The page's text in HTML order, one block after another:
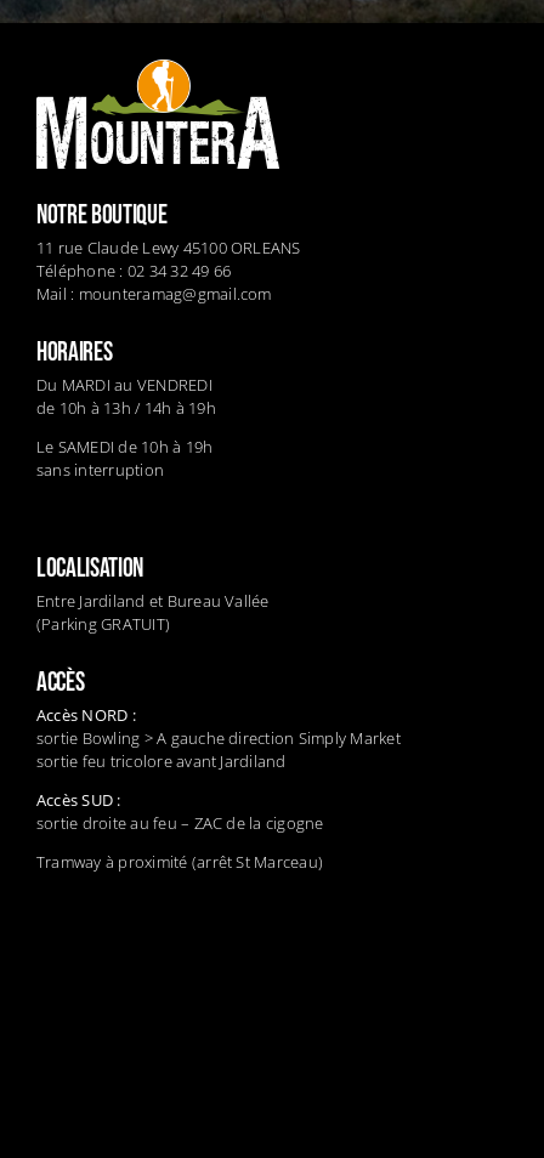
NOTRE BOUTIQUE
11 rue Claude Lewy 45100 ORLEANS
Téléphone : 02 34 32 49 66
Mail : mounteramag@gmail.com
HORAIRES
Du MARDI au VENDREDI
de 10h à 13h / 14h à 19h
Le SAMEDI de 10h à 19h
sans interruption
LOCALISATION
Entre Jardiland et Bureau Vallée
(Parking GRATUIT)
ACCÈS
Accès NORD :
sortie Bowling > A gauche direction Simply Market
sortie feu tricolore avant Jardiland
Accès SUD :
sortie droite au feu – ZAC de la cigogne
Tramway à proximité (arrêt St Marceau)